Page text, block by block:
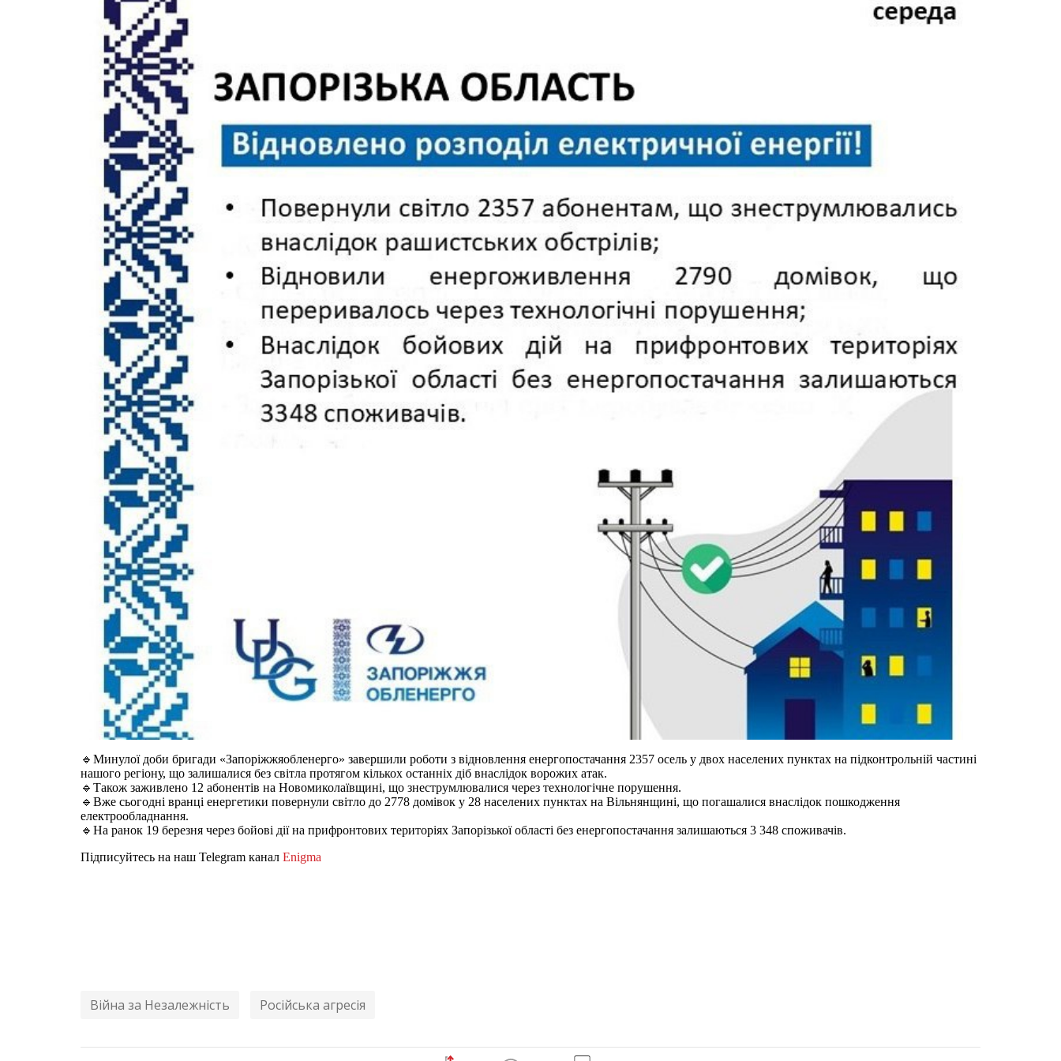
🔹Минулої доби бригади «Запоріжжяобленерго» завершили роботи з відновлення енергопостачання 2357 осель у двох населених пунктах на підконтрольній частині
нашого регіону, що залишалися без світла протягом кількох останніх діб внаслідок ворожих атак.
🔹Також заживлено 12 абонентів на Новомиколаївщині, що знеструмлювалися через технологічне порушення.
🔹Вже сьогодні вранці енергетики повернули світло до 2778 домівок у 28 населених пунктах на Вільнянщині, що погашалися внаслідок пошкодження
електрообладнання.
🔹На ранок 19 березня через бойові дії на прифронтових територіях Запорізької області без енергопостачання залишаються 3 348 споживачів.
Підписуйтесь на наш Telegram канал Enigma
Війна за Незалежність Російська агресія